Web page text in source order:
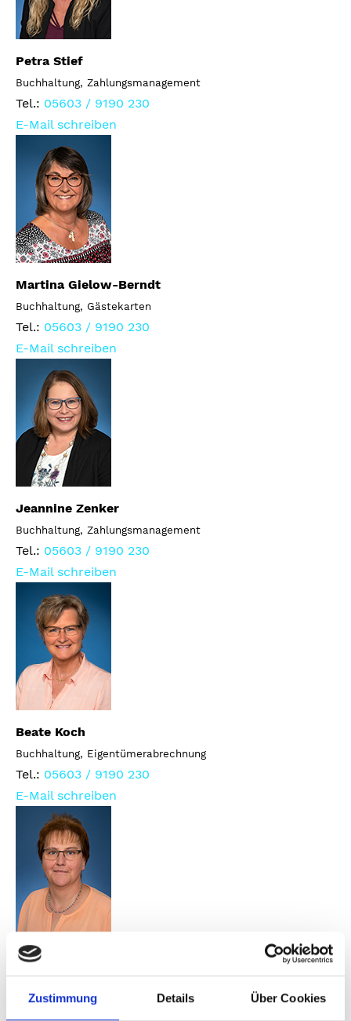
Zustimmung Details Über Cookies
Petra Stief
Buchhaltung, Zahlungsmanagement
Tel.: 05603 / 9190 230
E-Mail schreiben
Martina Gielow-Berndt
Buchhaltung, Gästekarten
Tel.: 05603 / 9190 230
E-Mail schreiben
Jeannine Zenker
Buchhaltung, Zahlungsmanagement
Tel.: 05603 / 9190 230
E-Mail schreiben
Beate Koch
Buchhaltung, Eigentümerabrechnung
Tel.: 05603 / 9190 230
E-Mail schreiben
Monika Mihr
Buchhaltung, Nebenkosten- und Kautionsabrechnung,
Mahnwesen